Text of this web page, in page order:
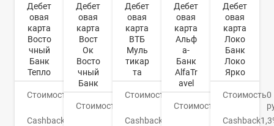
Дебет
овая
карта
Восто
чный
Банк
Тепло
Стоимость0
руб.
Cashback
Дебет
овая
карта
Вост
Ок
Восто
чный
Банк
Стоимость
руб.
Дебет
овая
карта
ВТБ
Муль
тикар
та
Стоимость0
руб.
Cashback
Дебет
овая
карта
Альф
а-
Банк
AlfaTr
avel
Стоимость
руб.
Дебет
овая
карта
Локо
Банк
Локо
Ярко
Стоимость0
Cashback